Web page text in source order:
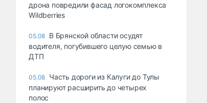
дрона повредили фасад логокомплекса
Wildberries
05.08 В Брянской области осудят
водителя, погубившего целую семью в
ДТП
05.08 Часть дороги из Калуги до Тулы
планируют расширить до четырех
полос